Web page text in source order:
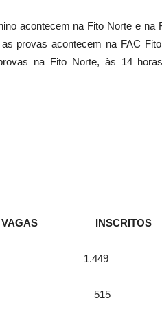
acontecem na Fito Norte e na
provas acontecem na FAC
na Fito Norte, às 14
71 1.449
50 515